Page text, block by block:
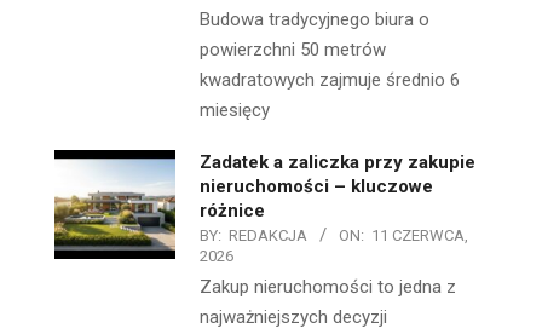
Budowa tradycyjnego biura o
powierzchni 50 metrów
kwadratowych zajmuje średnio 6
miesięcy
Zadatek a zaliczka przy zakupie
nieruchomości – kluczowe
różnice
BY: REDAKCJA ON: 11 CZERWCA,
2026
Zakup nieruchomości to jedna z
najważniejszych decyzji